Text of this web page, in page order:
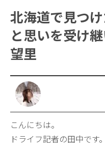
北海道で見つ
と思いを受け
望里
こんにちは。
ドライフ記者の田中です。